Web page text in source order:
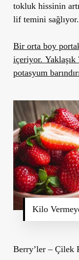
tokluk hissinin
lif temini sağlıyor.
Bir orta boy
içeriyor.
potasyum
Kilo
Berry’ler – Çilek